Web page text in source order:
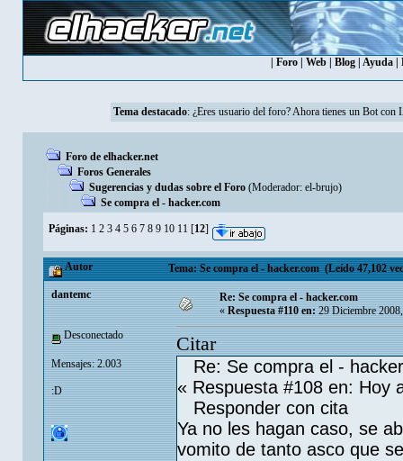
Foro Web Blog Ayuda
Tema destacado: ¿Eres usuario del foro? Ahora tienes un Bot con
Foro de elhacker.net
Foros Generales
Sugerencias y dudas sobre el Foro (Moderador: el-brujo)
Se compra el - hacker.com
Páginas: 1 2 3 4 5 6 7 8 9 10 11 [12]
Autor Tema: Se compra el - hacker.com (Leído 47,102
dantemc
Desconectado
Mensajes: 2.003
:D
Re: Se compra el - hacker.com
«Respuesta #110 en:29 Diciembre
Citar
Re: Se compra el -
« Respuesta #108 en: Hoy
Responder con cita
Ya no les hagan caso, se
vomito de tanto asco que